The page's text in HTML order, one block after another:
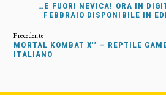
…E FUORI NEVICA! ORA IN
FEBBRAIO DISPONIBILE IN
MORTAL KOMBAT X™ – REPTILE
ITALIANO